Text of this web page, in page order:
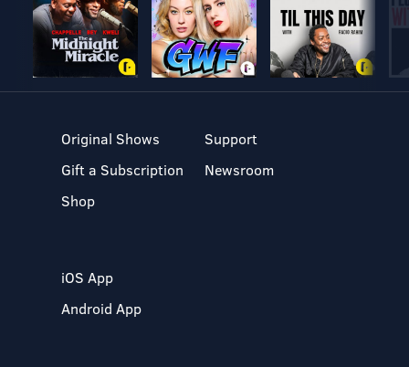
Original Shows
Gift a Subscription
Shop
Support
Newsroom
iOS App
Android App